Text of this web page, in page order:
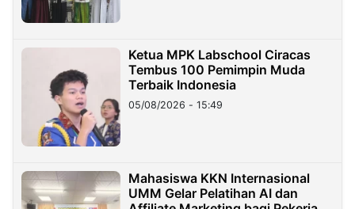
Ketua MPK Labschool Ciracas
Tembus 100 Pemimpin Muda
Terbaik Indonesia
05/08/2026 - 15:49
Mahasiswa KKN Internasional
UMM Gelar Pelatihan AI dan